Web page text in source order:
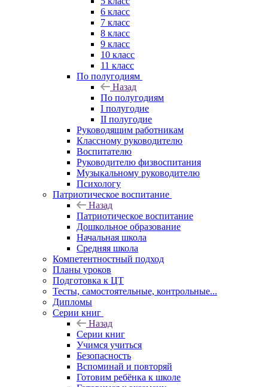
6 класс
7 класс
8 класс
9 класс
10 класс
11 класс
По полугодиям
Назад
По полугодиям
I полугодие
II полугодие
Руководящим работникам
Классному руководителю
Воспитателю
Руководителю физвоспитания
Музыкальному руководителю
Психологу
Патриотическое воспитание
Назад
Патриотическое воспитание
Дошкольное образование
Начальная школа
Средняя школа
Компетентностный подход
Планы уроков
Подготовка к ЦТ
Тесты, самостоятельные, контрольные...
Дипломы
Серии книг
Назад
Серии книг
Учимся учиться
Безопасность
Вспоминай и повторяй
Готовим ребёнка к школе